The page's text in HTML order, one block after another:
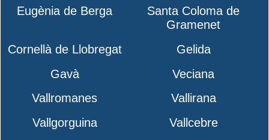
Eugènia de Berga
Santa Coloma de
Gramenet
Cornellà de Llobregat
Gelida
Gavà
Veciana
Vallromanes
Vallirana
Vallgorguina
Vallcebre